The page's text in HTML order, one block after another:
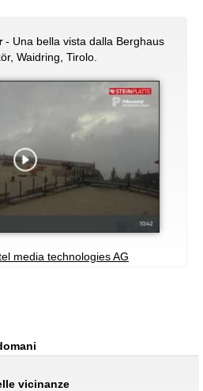
- Una bella vista dalla Berghaus
Waidring, Tirolo.
media technologies AG
vicinanze